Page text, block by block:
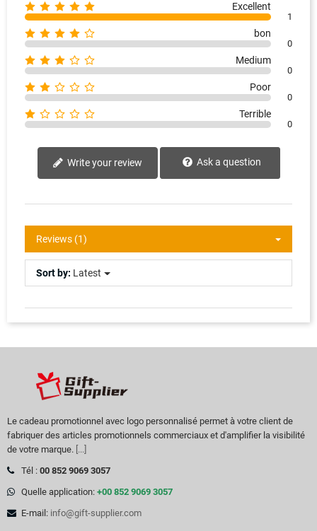
Excellent
1
bon
0
Medium
0
Poor
0
Terrible
0
Write your review Ask a question
Reviews (1)
Sort by: Latest
Le cadeau promotionnel avec logo personnalisé permet à votre client de
fabriquer des articles promotionnels commerciaux et d'amplifier la visibilité
de votre marque. [...]
Tél : 00 852 9069 3057
Quelle application: +00 852 9069 3057
E-mail: info@gift-supplier.com